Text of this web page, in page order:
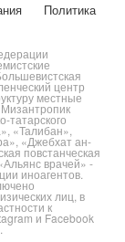
Политика
центр
местные
«Талибан»,
«Джебхат ан-
повстанческая
врачей» -
иноагентов.
лиц, в
к
и Facebook